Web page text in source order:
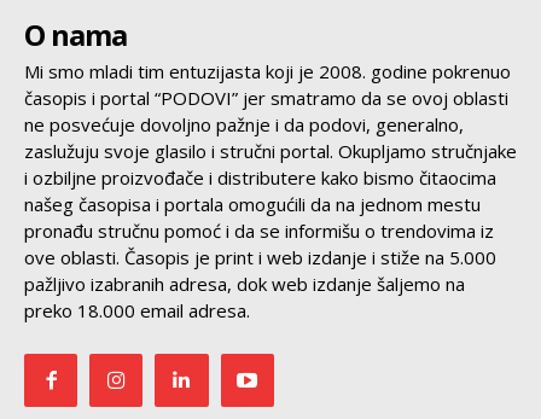
O nama
Mi smo mladi tim entuzijasta koji je 2008. godine pokrenuo
časopis i portal “PODOVI” jer smatramo da se ovoj oblasti
ne posvećuje dovoljno pažnje i da podovi, generalno,
zaslužuju svoje glasilo i stručni portal. Okupljamo stručnjake
i ozbiljne proizvođače i distributere kako bismo čitaocima
našeg časopisa i portala omogućili da na jednom mestu
pronađu stručnu pomoć i da se informišu o trendovima iz
ove oblasti. Časopis je print i web izdanje i stiže na 5.000
pažljivo izabranih adresa, dok web izdanje šaljemo na
preko 18.000 email adresa.